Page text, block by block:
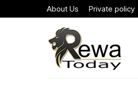
About Us Private policy